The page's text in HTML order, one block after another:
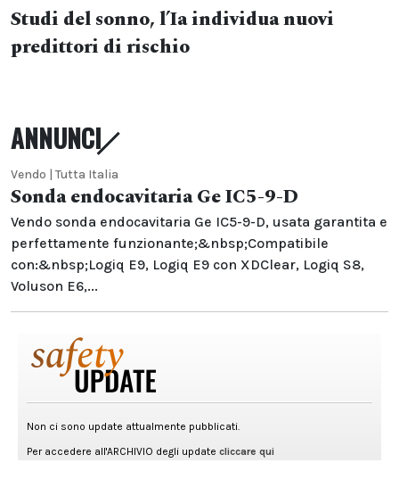
Studi del sonno, l’Ia individua nuovi
predittori di rischio
ANNUNCI
Vendo | Tutta Italia
Sonda endocavitaria Ge IC5-9-D
Vendo sonda endocavitaria Ge IC5-9-D, usata garantita e
perfettamente funzionante;&nbsp;Compatibile
con:&nbsp;Logiq E9, Logiq E9 con XDClear, Logiq S8,
Voluson E6,...